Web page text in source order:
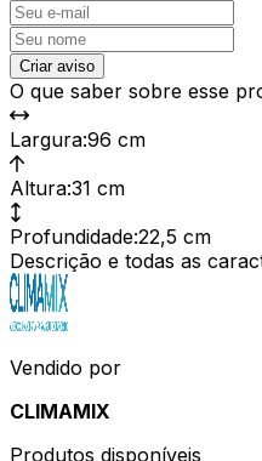
Criar aviso
O que saber sobre esse
Largura:96 cm
Altura:31 cm
Profundidade:22,5 cm
Descrição e todas as
Vendido por
CLIMAMIX
Produtos disponíveis